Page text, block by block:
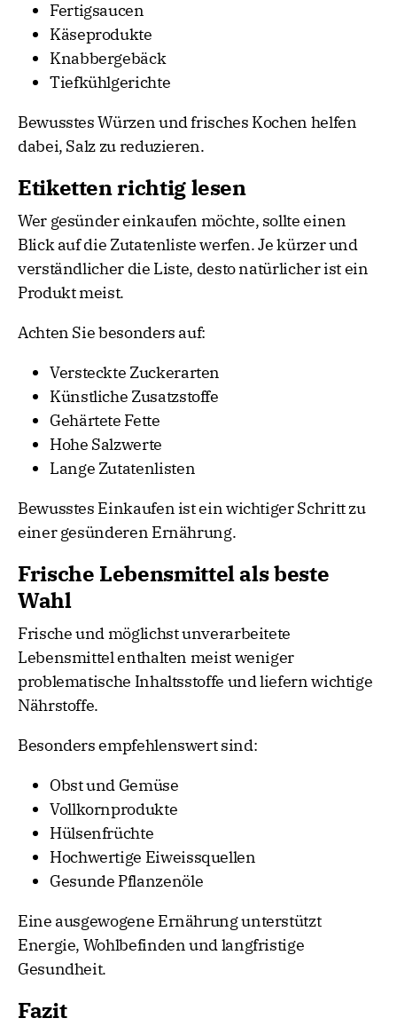
Fertigsaucen
Käseprodukte
Knabbergebäck
Tiefkühlgerichte
Bewusstes Würzen und frisches Kochen helfen
dabei, Salz zu reduzieren.
Etiketten richtig lesen
Wer gesünder einkaufen möchte, sollte einen
Blick auf die Zutatenliste werfen. Je kürzer und
verständlicher die Liste, desto natürlicher ist ein
Produkt meist.
Achten Sie besonders auf:
Versteckte Zuckerarten
Künstliche Zusatzstoffe
Gehärtete Fette
Hohe Salzwerte
Lange Zutatenlisten
Bewusstes Einkaufen ist ein wichtiger Schritt zu
einer gesünderen Ernährung.
Frische Lebensmittel als beste
Wahl
Frische und möglichst unverarbeitete
Lebensmittel enthalten meist weniger
problematische Inhaltsstoffe und liefern wichtige
Nährstoffe.
Besonders empfehlenswert sind:
Obst und Gemüse
Vollkornprodukte
Hülsenfrüchte
Hochwertige Eiweissquellen
Gesunde Pflanzenöle
Eine ausgewogene Ernährung unterstützt
Energie, Wohlbefinden und langfristige
Gesundheit.
Fazit